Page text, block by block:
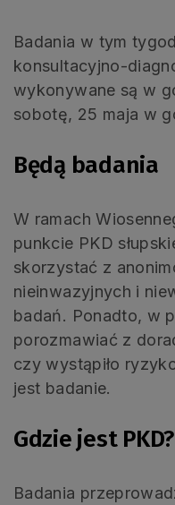
Badania w tym
konsultacyjno-
wykonywane są w
sobotę, 25 maja w
Będą badania
W ramach
punkcie PKD
skorzystać z
nieinwazyjnych i
badań. Ponadto, w
porozmawiać z
czy wystąpiło
jest badanie.
Gdzie jest PKD?
Badania